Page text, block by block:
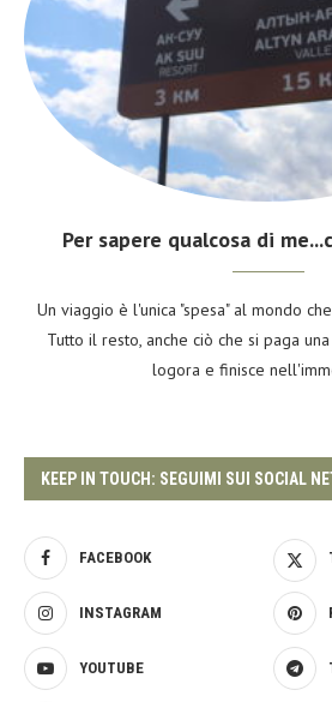
Per sapere qualcosa di
Un viaggio è l'unica "spesa" al mondo
Tutto il resto, anche ciò che si paga
logora e finisce
KEEP IN TOUCH: SEGUIMI SUI SOCIAL
FACEBOOK
INSTAGRAM
YOUTUBE